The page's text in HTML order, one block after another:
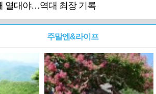
열대야…역대 최장 기록
주말엔&라이프